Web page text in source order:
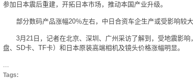
参加日本震后重建，开拓日本市场，推动本国产业升级。
部分数码产品涨幅20％左右，中日合资车企生产或受影响较大
3月21日，记者在北京、深圳、广州采访了解到，受地震影响
盘、SD卡、TF卡）和日本原装高端相机及镜头价格涨幅明显。
...
Tags: